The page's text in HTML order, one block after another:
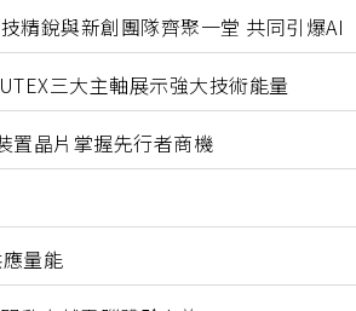
精銳與新創團隊齊聚一堂 共同引爆AI
三大主軸展示強大技術能量
置晶片掌握先行者商機
量能